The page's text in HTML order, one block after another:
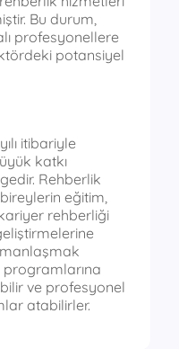
Bu durum,
profesyonellere
potansiyel
itibariyle
katkı
Rehberlik
eğitim,
rehberliği
ve profesyonel
atabilirler.